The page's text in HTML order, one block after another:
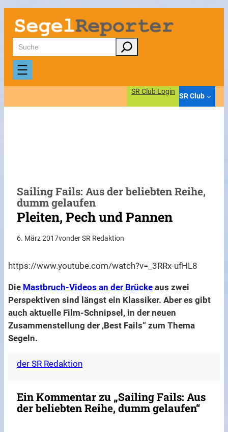
Zum
Inhalt
springen
Suchen
SR Club Login
SR Club
Sailing Fails: Aus der beliebten Reihe,
dumm gelaufen
Pleiten, Pech und Pannen
6. März 2017vonder SR Redaktion
https://www.youtube.com/watch?v=_3RRx-ufHL8
Die Mastbruch-Videos an der Brücke aus zwei
Perspektiven sind längst ein Klassiker. Aber es gibt
auch aktuelle Film-Schnipsel, in der neuen
Zusammenstellung der ‚Best Fails“ zum Thema
Segeln.
der SR Redaktion
Ein Kommentar zu „Sailing Fails: Aus
der beliebten Reihe, dumm gelaufen“